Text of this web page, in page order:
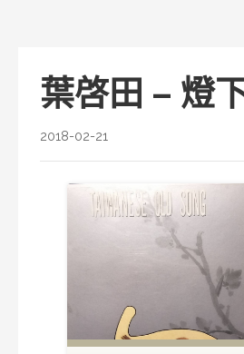
葉啓田 – 燈
2018-02-21